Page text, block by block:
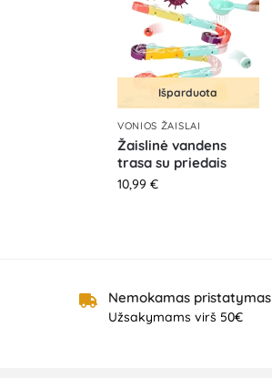
Išparduota
VONIOS ŽAISLAI
Žaislinė vandens
trasa su priedais
10,99 €
Nemokamas pristatymas
Užsakymams virš 50€